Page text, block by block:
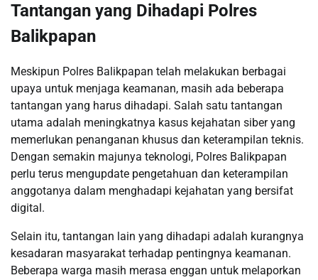
Tantangan yang Dihadapi Polres
Balikpapan
Meskipun Polres Balikpapan telah melakukan berbagai
upaya untuk menjaga keamanan, masih ada beberapa
tantangan yang harus dihadapi. Salah satu tantangan
utama adalah meningkatnya kasus kejahatan siber yang
memerlukan penanganan khusus dan keterampilan teknis.
Dengan semakin majunya teknologi, Polres Balikpapan
perlu terus mengupdate pengetahuan dan keterampilan
anggotanya dalam menghadapi kejahatan yang bersifat
digital.
Selain itu, tantangan lain yang dihadapi adalah kurangnya
kesadaran masyarakat terhadap pentingnya keamanan.
Beberapa warga masih merasa enggan untuk melaporkan